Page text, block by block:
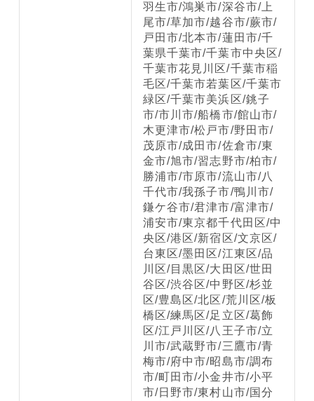
羽生市/鴻巣市/深谷市/上
尾市/草加市/越谷市/蕨市/
戸田市/北本市/蓮田市/千
葉県千葉市/千葉市中央区/
千葉市花見川区/千葉市稲
毛区/千葉市若葉区/千葉市
緑区/千葉市美浜区/銚子
市/市川市/船橋市/館山市/
木更津市/松戸市/野田市/
茂原市/成田市/佐倉市/東
金市/旭市/習志野市/柏市/
勝浦市/市原市/流山市/八
千代市/我孫子市/鴨川市/
鎌ケ谷市/君津市/富津市/
浦安市/東京都千代田区/中
央区/港区/新宿区/文京区/
台東区/墨田区/江東区/品
川区/目黒区/大田区/世田
谷区/渋谷区/中野区/杉並
区/豊島区/北区/荒川区/板
橋区/練馬区/足立区/葛飾
区/江戸川区/八王子市/立
川市/武蔵野市/三鷹市/青
梅市/府中市/昭島市/調布
市/町田市/小金井市/小平
市/日野市/東村山市/国分